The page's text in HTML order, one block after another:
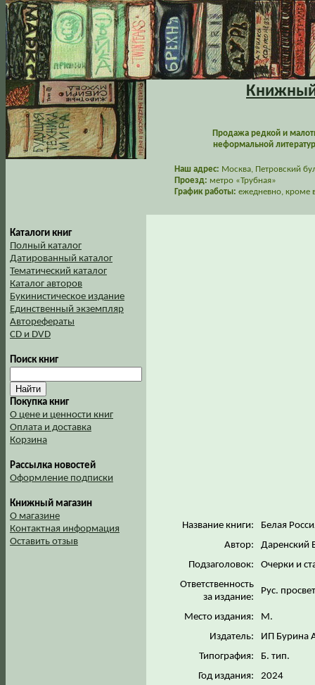
Книжный
Продажа редкой и
неформальной
Наш адрес: Москва, Петровский
Проезд: метро «Трубная»
График работы: ежедневно, кроме
Каталоги книг
Полный каталог
Датированный каталог
Тематический каталог
Каталог авторов
Букинистическое издание
Единственный экземпляр
Авторефераты
CD и DVD
Поиск книг
Покупка книг
О цене и ценности книг
Оплата и доставка
Корзина
Рассылка новостей
Оформление подписки
Книжный магазин
О магазине
Контактная информация
Оставить отзыв
Название книги:
Белая
Автор:
Даренский
Подзаголовок:
Очерки и
Ответственность
за издание:
Рус.
Место издания:
М.
Издатель:
ИП Бурина
Типография:
Б. тип.
Год издания:
2024